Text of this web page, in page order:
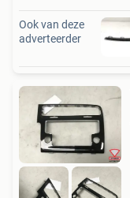
Ook van deze
adverteerder